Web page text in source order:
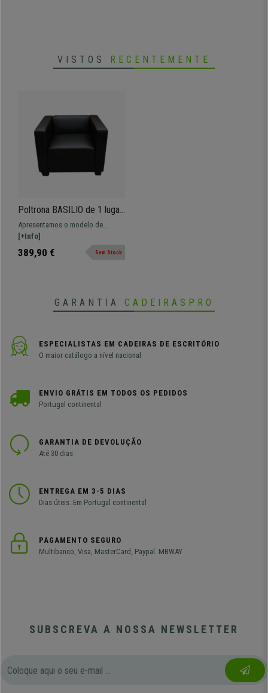
VISTOS RECENTEMENTE
Poltrona BASILIO de 1 lugar,
Design Elegante, Grande
Conforto, Pele, Cor Preto
Apresentamos o modelo de
poltrona BASILIO. O seu design
exclusivo traz um toque de
distinção especial ao local em que
[+Info]
389,90 € Sem Stock
GARANTIA CADEIRASPRO
ESPECIALISTAS EM CADEIRAS DE ESCRITÓRIO
O maior catálogo a nível nacional
ENVIO GRÁTIS EM TODOS OS PEDIDOS
Portugal continental
GARANTIA DE DEVOLUÇÃO
Até 30 dias
ENTREGA EM 3-5 DIAS
Dias úteis. Em Portugal continental
PAGAMENTO SEGURO
Multibanco, Visa, MasterCard, Paypal. MBWAY
SUBSCREVA A NOSSA NEWSLETTER